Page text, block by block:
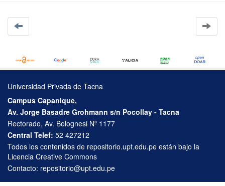
Universidad Privada de Tacna
Campus Capanique,
Av. Jorge Basadre Grohmann s/n Pocollay - Tacna
Rectorado, Av. Bolognesi Nº 1177
Central Telef: 52 427212
Todos los contenidos de repositorio.upt.edu.pe están bajo la
Licencia Creative Commons
Contacto: repositorio@upt.edu.pe